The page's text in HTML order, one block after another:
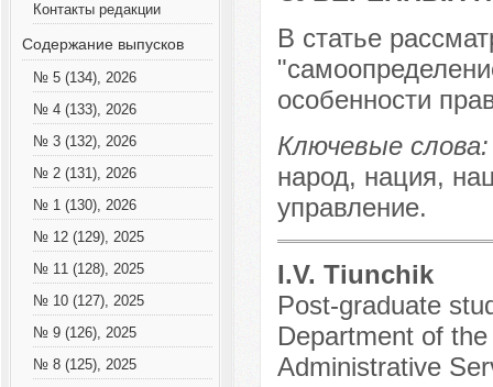
Контакты редакции
Содержание выпусков
№ 5 (134), 2026
№ 4 (133), 2026
№ 3 (132), 2026
№ 2 (131), 2026
№ 1 (130), 2026
№ 12 (129), 2025
№ 11 (128), 2025
№ 10 (127), 2025
№ 9 (126), 2025
№ 8 (125), 2025
В статье
особенности
Ключевые слова:
народ, нация,
управление.
I.V. Tiunchik
Post-graduate
Department of
Administrative